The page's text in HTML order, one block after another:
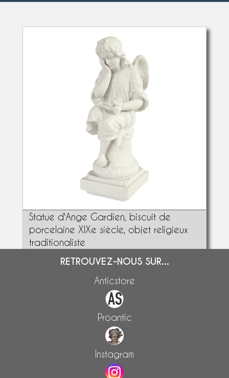
Statue d'Ange Gardien, biscuit de
porcelaine XIXe siècle, objet religieux
traditionaliste
RETROUVEZ-NOUS SUR...
Anticstore
Proantic
Instagram